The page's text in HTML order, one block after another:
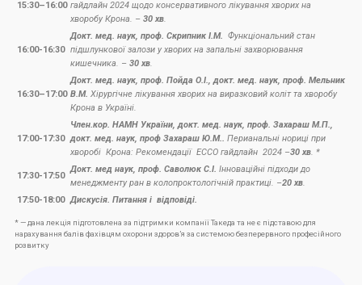
15:30–16:00 гайдлайн 2024 щодо консервативного лікування хворих на
хворобу Крона. – 30 хв.
16:00-16:30
Докт. мед. наук, проф. Скрипник І.М. Функціональний стан
підшлункової залози у хворих на запальні захворювання
кишечника. – 30 хв.
16:30–17:00
Докт. мед. наук, проф. Пойда О.І., докт. мед. наук, проф. Мельник
В.М. Хірургічне лікування хворих на виразковий коліт та хворобу
Крона в Україні.
17:00-17:30
Член.кор. НАМН України, докт. мед. наук, проф. Захараш М.П.,
докт. мед. наук, проф Захараш Ю.М.. Перианальні нориці при
хворобі Крона: Рекомендації ЕССО гайдлайн 2024 –30 хв. *
17:30-17:50
Докт. мед наук, проф. Саволюк С.І. Інноваційні підходи до
менеджменту ран в колопроктологічній практиці. –20 хв.
17:50-18:00 Дискусія. Питання і відповіді.
* — дана лекція підготовлена за підтримки компанії Такеда та не є підставою для
нарахування балів фахівцям охорони здоров’я за системою безперервного професійного
розвитку